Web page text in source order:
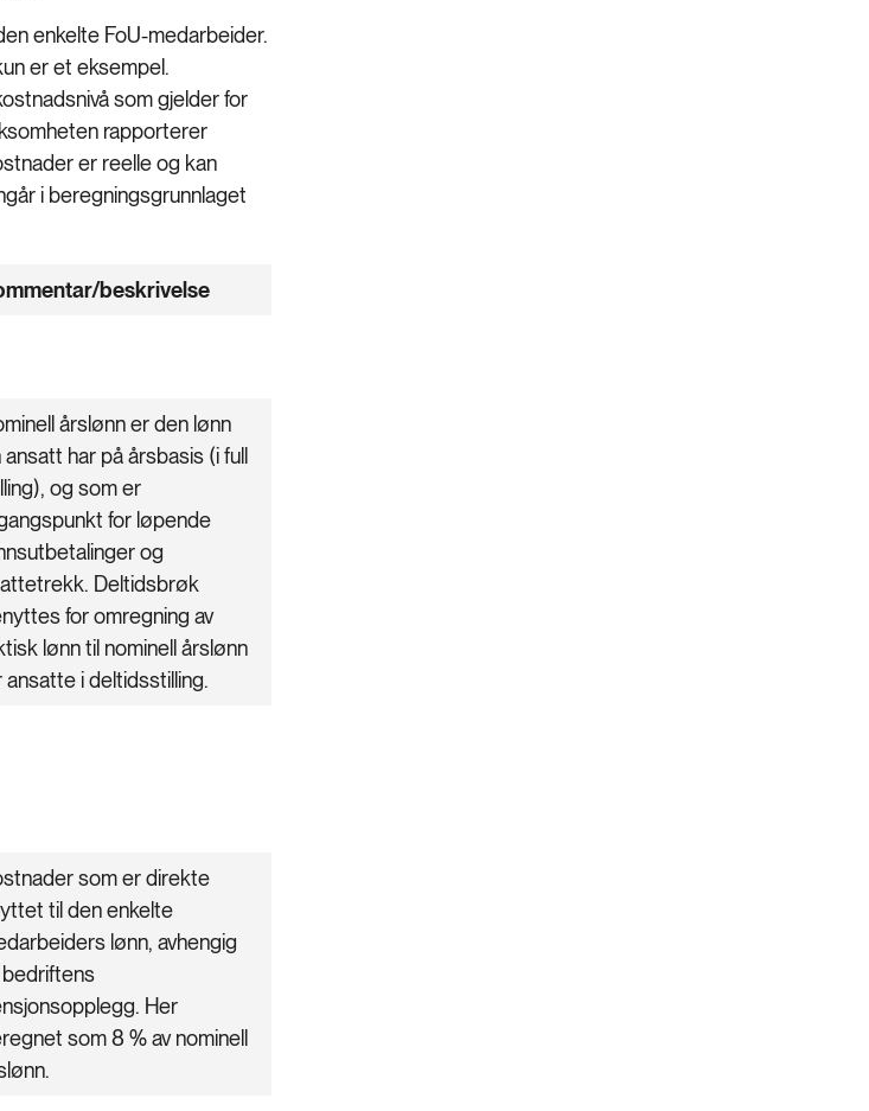
enkelte FoU-medarbeider.
er et eksempel.
som gjelder for
rapporterer
er reelle og kan
i beregningsgrunnlaget
beskrivelse
årslønn er den lønn
ansatt har på årsbasis (i full
og som er
for løpende
og
Deltidsbrøk
for omregning av
lønn til nominell årslønn
ansatte i deltidsstilling.
som er direkte
til den enkelte
lønn, avhengig
bedriftens
Her
som 8 % av nominell